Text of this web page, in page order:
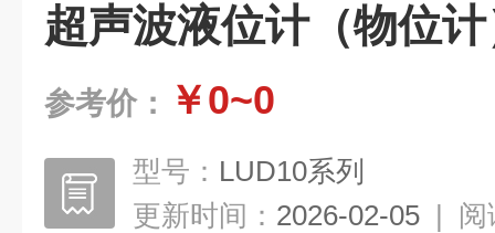
超声波液位计（物位
参考价： ￥0~0
型号： LUD10系列
更新时间： 2026-02-05 | 阅